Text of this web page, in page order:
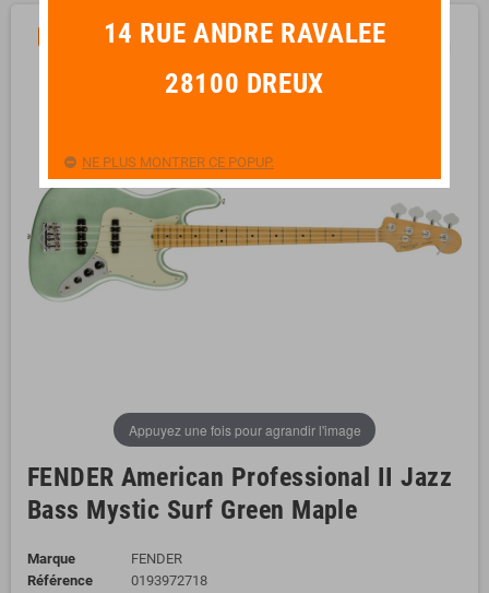
Appuyez une fois pour agrandir l'image
FENDER American Professional II Jazz
Bass Mystic Surf Green Maple
Marque
FENDER
Référence
0193972718
14 RUE ANDRE RAVALEE
28100 DREUX
NE PLUS MONTRER CE POPUP.